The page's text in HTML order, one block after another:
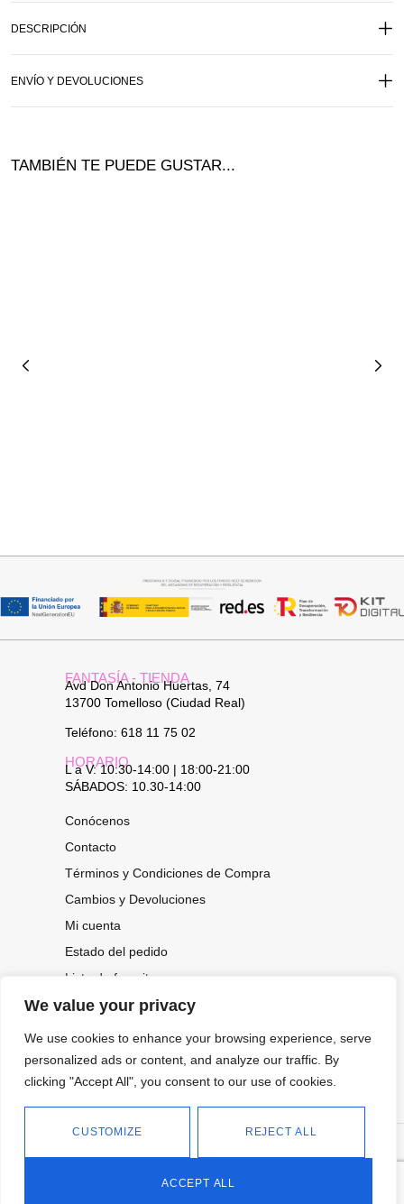
We value your privacy
We use cookies to enhance your browsing experience, serve
personalized ads or content, and analyze our traffic. By
clicking "Accept All", you consent to our use of cookies.
CUSTOMIZE REJECT ALL
ACCEPT ALL
DESCRIPCIÓN
ENVÍO Y DEVOLUCIONES
TAMBIÉN TE PUEDE GUSTAR...
FANTASÍA - TIENDA
Avd Don Antonio Huertas, 74
13700 Tomelloso (Ciudad Real)
Teléfono: 618 11 75 02
HORARIO
L a V: 10:30-14:00 | 18:00-21:00
SÁBADOS: 10.30-14:00
Conócenos
Contacto
Términos y Condiciones de Compra
Cambios y Devoluciones
Mi cuenta
Estado del pedido
Lista de favoritos
CONOCE NUESTRAS NOVEDADES,
OFERTAS...
2026.